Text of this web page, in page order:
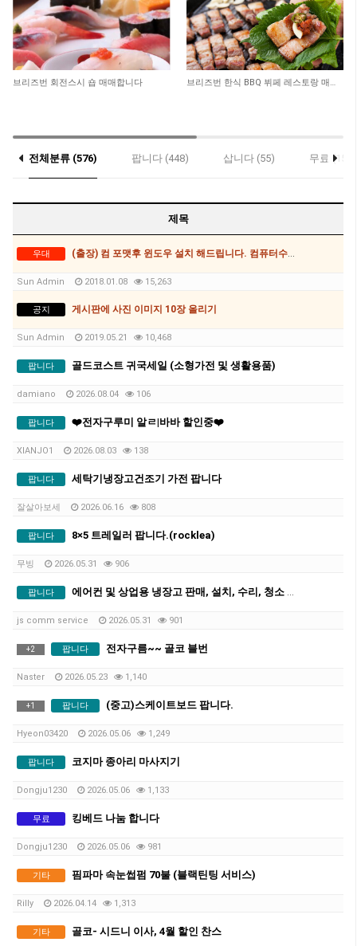
259
브리즈번 회전스시 숍 매매합니다 261
전체분류 (576) 팝니다 (448) 삽니다 (55) 무료 (15)
제목
우대 (출장) 컴 포맷후 윈도우 설치 해드립니다. 컴퓨터수리 출장비없이 30$(아이폰수리가능)
Sun Admin 2018.01.08 15,263
공지 게시판에 사진 이미지 10장 올리기
Sun Admin 2019.05.21 10,468
팝니다 골드코스트 귀국세일 (소형가전 및 생활용품)
damiano 2026.08.04 106
팝니다 ❤️전자구루미 알ㄹ|바바 할인중❤️
XIANJO1 2026.08.03 138
팝니다 세탁기냉장고건조기 가전 팝니다
잘살아보세 2026.06.16 808
팝니다 8×5 트레일러 팝니다.(rocklea)
무빙 2026.05.31 906
팝니다 에어컨 및 상업용 냉장고 판매, 설치, 수리, 청소 전문 업체입니다.
js comm service 2026.05.31 901
+2 팝니다 전자구름~~ 골코 블번
Naster 2026.05.23 1,140
+1 팝니다 (중고)스케이트보드 팝니다.
Hyeon03420 2026.05.06 1,249
팝니다 코지마 종아리 마사지기
Dongju1230 2026.05.06 1,133
무료 킹베드 나눔 합니다
Dongju1230 2026.05.06 981
기타 핌파마 속눈썹펌 70불 (블랙틴팅 서비스)
Rilly 2026.04.14 1,313
기타 골코- 시드니 이사, 4월 할인 찬스